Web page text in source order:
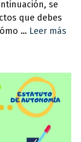
se
que debes
… Leer más